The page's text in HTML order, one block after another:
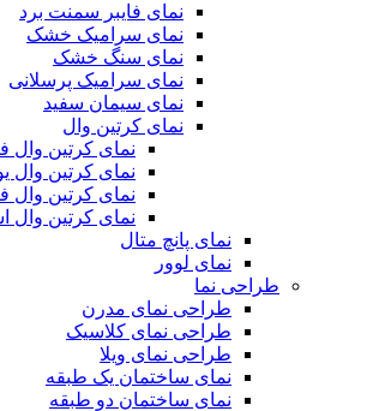
نمای فایبر سمنت برد
نمای سرامیک خشک
نمای سنگ خشک
نمای سرامیک پرسلانی
نمای سیمان سفید
نمای کرتین وال
نمای کرتین
نمای کرتین وال
نمای کرتین وال
نمای کرتین وال
نمای پانچ متال
نمای لوور
طراحی نما
طراحی نمای مدرن
طراحی نمای کلاسیک
طراحی نمای ویلا
نمای ساختمان یک طبقه
نمای ساختمان دو طبقه